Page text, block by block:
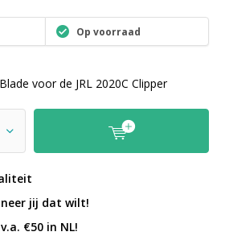
Op voorraad
voor de JRL 2020C Clipper
jij dat wilt!
€50 in NL!